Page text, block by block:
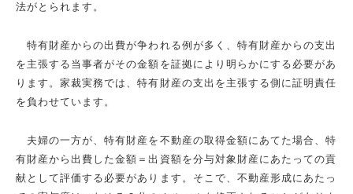
法がとられます。
特有財産からの出費が争われる例が多く、特有財産からの支出
を主張する当事者がその金額を証拠により明らかにする必要があ
ります。家裁実務では、特有財産の支出を主張する側に証明責任
を負わせています。
夫婦の一方が、特有財産を不動産の取得金額にあてた場合、特
有財産から出費した金額＝出資額を分与対象財産にあたっての貢
献として評価する必要があります。そこで、不動産形成にあたっ